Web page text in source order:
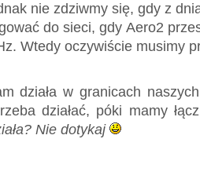
nie zdziwmy się, gdy z
do sieci, gdy Aero2
Wtedy oczywiście musimy
działa w granicach
działać, póki mamy
Nie dotykaj